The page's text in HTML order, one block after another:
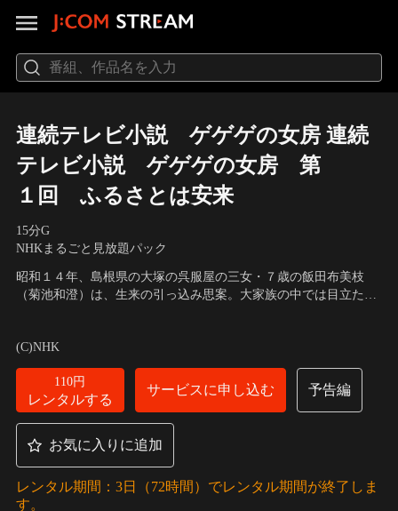
連続テレビ小説 ゲゲゲの女房 連続
テレビ小説 ゲゲゲの女房 第
１回 ふるさとは安来
15分G
NHKまるごと見放題パック
昭和１４年、島根県の大塚の呉服屋の三女・７歳の飯田布美枝
（菊池和澄）は、生来の引っ込み思案。大家族の中では目立たな
(C)NHK
110円
レンタルする
サービスに申し込む 予告編
お気に入りに追加
レンタル期間：3日（72時間）でレンタル期間が終了しま
す。